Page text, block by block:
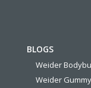
BLOGS
Weider
Weider